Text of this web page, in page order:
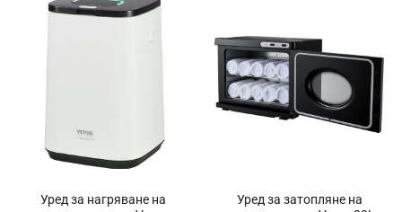
Уред за нагряване на
Уред за затопляне на